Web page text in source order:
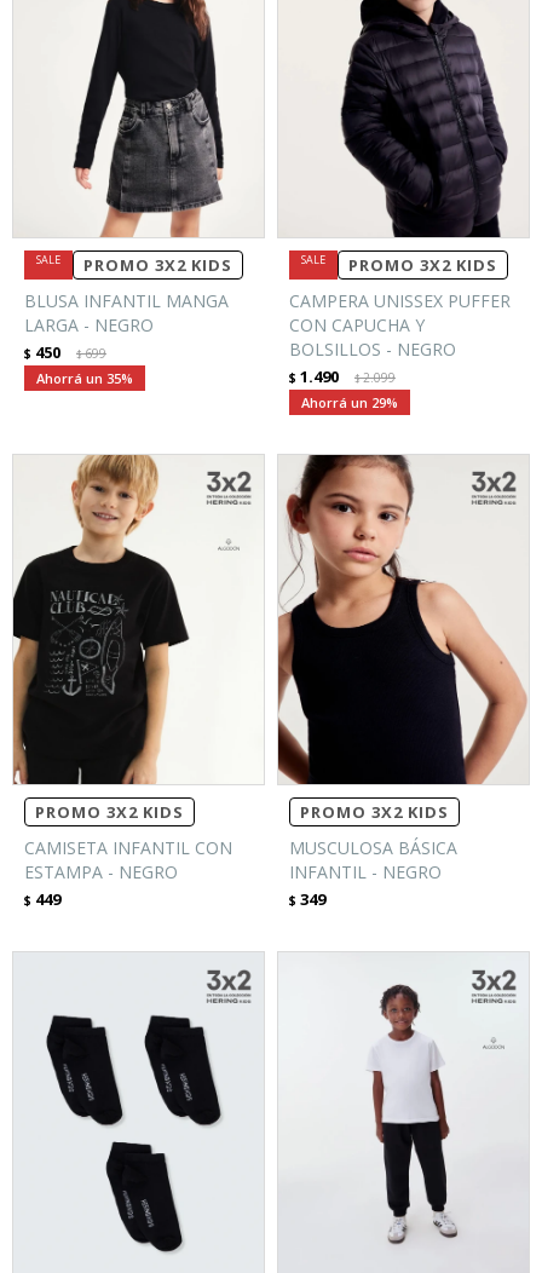
PROMO 3X2 KIDS
BLUSA INFANTIL MANGA
LARGA - NEGRO
$ 450 $699
35
PROMO 3X2 KIDS
CAMPERA UNISSEX PUFFER
CON CAPUCHA Y
BOLSILLOS - NEGRO
$ 1.490 $2.099
29
PROMO 3X2 KIDS
CAMISETA INFANTIL CON
ESTAMPA - NEGRO
$ 449
PROMO 3X2 KIDS
MUSCULOSA BÁSICA
INFANTIL - NEGRO
$ 349